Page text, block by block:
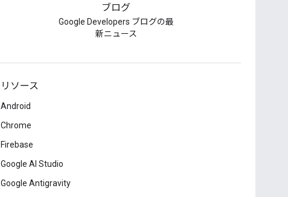
ブログ
Google Developers ブログの最
新ニュース
リソース
Android
Chrome
Firebase
Google AI Studio
Google Antigravity